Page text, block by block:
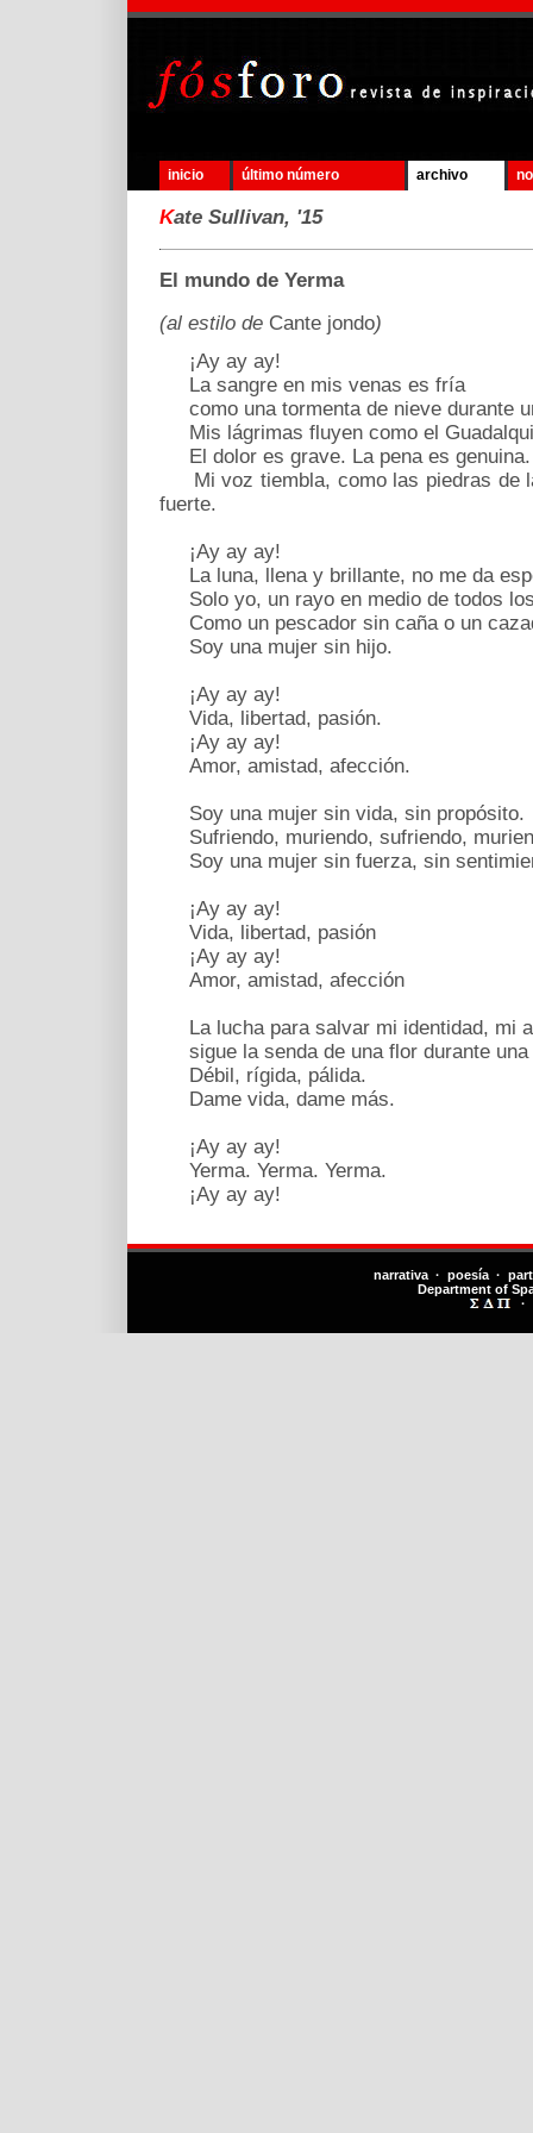
inicio último número archivo
Kate Sullivan, '15
El mundo de Yerma
(al estilo de Cante jondo)
¡Ay ay ay!
La sangre en mis venas es fría
como una tormenta de nieve durante
Mis lágrimas fluyen como el
El dolor es grave. La pena es genuina.
Mi voz tiembla, como las piedras de
fuerte.
¡Ay ay ay!
La luna, llena y brillante, no me da
Solo yo, un rayo en medio de todos
Como un pescador sin caña o un
Soy una mujer sin hijo.
¡Ay ay ay!
Vida, libertad, pasión.
¡Ay ay ay!
Amor, amistad, afección.
Soy una mujer sin vida, sin propósito.
Sufriendo, muriendo, sufriendo,
Soy una mujer sin fuerza, sin
¡Ay ay ay!
Vida, libertad, pasión
¡Ay ay ay!
Amor, amistad, afección
La lucha para salvar mi identidad, mi
sigue la senda de una flor durante una
Débil, rígida, pálida.
Dame vida, dame más.
¡Ay ay ay!
Yerma. Yerma. Yerma.
¡Ay ay ay!
narrativa · poesía ·
Department of
·